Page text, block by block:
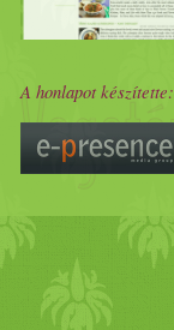
A honlapot készítette: